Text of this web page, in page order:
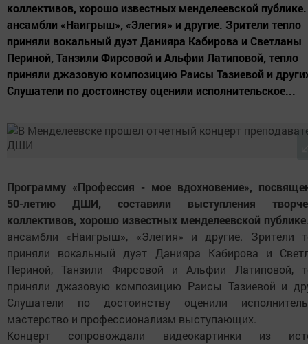
коллективов, хорошо известных менделеевской
ансамбли «Наигрыш», «Элегия» и другие. Зрители тепло
приняли вокальный дуэт Данияра Кабирова и Светланы
Периной, Танзили Фирсовой и Альфии Латиповой, тепло
приняли джазовую композицию Раисы Тазиевой и
Слушатели по достоинству оценили исполнительское...
Программу «Профессия - мое вдохновение»,
50-летию ДШИ, составили выступления
коллективов, хорошо известных менделеевской публике
ансамбли «Наигрыш», «Элегия» и другие. Зрители
приняли вокальный дуэт Данияра Кабирова и
Периной, Танзили Фирсовой и Альфии Латиповой,
приняли джазовую композицию Раисы Тазиевой и
Слушатели по достоинству оценили
мастерство и профессионализм выступающих.
Концерт сопровождали видеокартинки из